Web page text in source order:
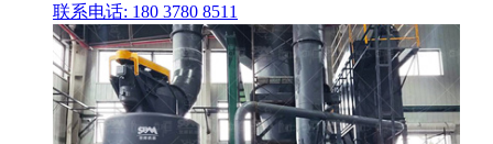
联系电话: 180 3780 8511